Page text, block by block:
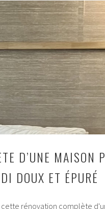
D’UNE MAISON
DOUX ET ÉPURÉ
rénovation complète